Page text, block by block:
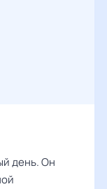
день. Он